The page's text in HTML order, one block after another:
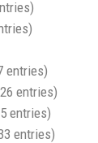
entries)
entries)
entries)
entries)